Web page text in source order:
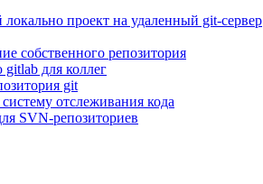
проект на удаленный git-сервер
собственного репозитория
для коллег
git
отслеживания кода
SVN-репозиториев